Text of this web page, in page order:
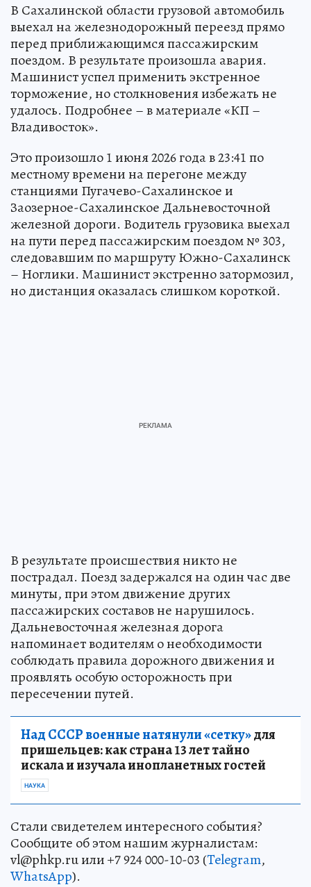
В Сахалинской области грузовой автомобиль
выехал на железнодорожный переезд прямо
перед приближающимся пассажирским
поездом. В результате произошла авария.
Машинист успел применить экстренное
торможение, но столкновения избежать не
удалось. Подробнее – в материале «КП –
Владивосток».
Это произошло 1 июня 2026 года в 23:41 по
местному времени на перегоне между
станциями Пугачево-Сахалинское и
Заозерное-Сахалинское Дальневосточной
железной дороги. Водитель грузовика выехал
на пути перед пассажирским поездом № 303,
следовавшим по маршруту Южно-Сахалинск
– Ноглики. Машинист экстренно затормозил,
но дистанция оказалась слишком короткой.
В результате происшествия никто не
пострадал. Поезд задержался на один час две
минуты, при этом движение других
пассажирских составов не нарушилось.
Дальневосточная железная дорога
напоминает водителям о необходимости
соблюдать правила дорожного движения и
проявлять особую осторожность при
пересечении путей.
Над СССР военные натянули «сетку»для
пришельцев: как страна 13 лет тайно
искала и изучала инопланетных гостей
НАУКА
Стали свидетелем интересного события?
Сообщите об этом нашим журналистам:
vl@phkp.ru или +7 924 000-10-03 (Telegram,
WhatsApp).